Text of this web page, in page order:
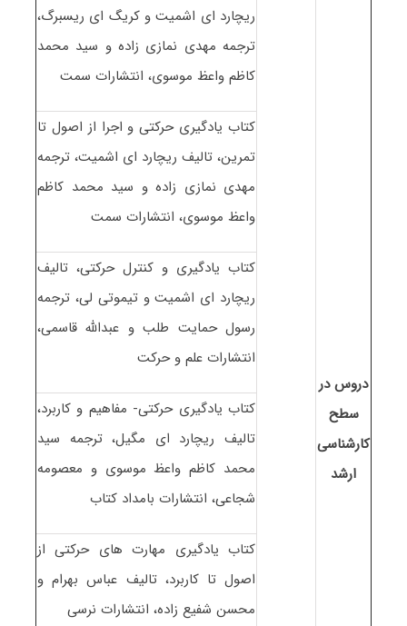
دروس در
سطح
کارشناسی
ارشد
ریچارد ای اشمیت و کریگ ای ریسبرگ،
ترجمه مهدی نمازی زاده و سید محمد
کاظم واعظ موسوی، انتشارات سمت
کتاب یادگیری حرکتی و اجرا از اصول تا
تمرین، تالیف ریچارد ای اشمیت، ترجمه
مهدی نمازی زاده و سید محمد کاظم
واعظ موسوی، انتشارات سمت
کتاب یادگیری و کنترل حرکتی، تالیف
ریچارد ای اشمیت و تیموتی لی، ترجمه
رسول حمایت طلب و عبدالله قاسمی،
انتشارات علم و حرکت
کتاب یادگیری حرکتی- مفاهیم و کاربرد،
تالیف ریچارد ای مگیل، ترجمه سید
محمد کاظم واعظ موسوی و معصومه
شجاعی، انتشارات بامداد کتاب
کتاب یادگیری مهارت های حرکتی از
اصول تا کاربرد، تالیف عباس بهرام و
محسن شفیع زاده، انتشارات نرسی